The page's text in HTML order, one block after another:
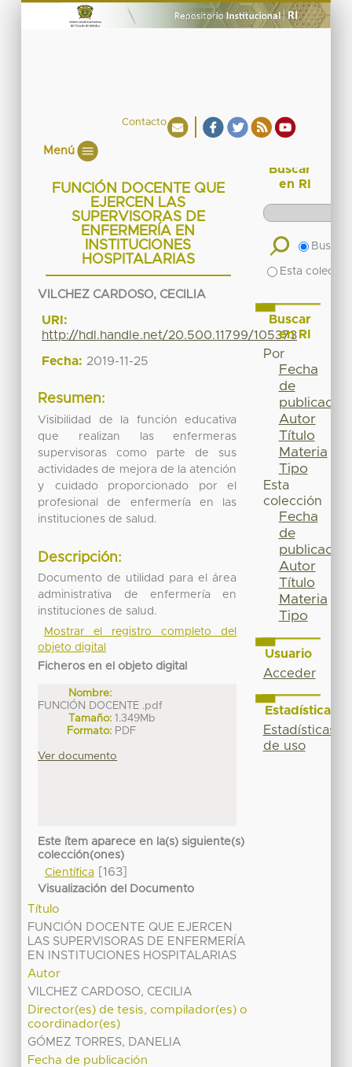
Contacto
Menú
FUNCIÓN DOCENTE QUE
EJERCEN LAS
SUPERVISORAS DE
ENFERMERÍA EN
INSTITUCIONES
HOSPITALARIAS
VILCHEZ CARDOSO, CECILIA
URI:
http://hdl.handle.net/20.500.11799/105373
Fecha: 2019-11-25
Resumen:
Visibilidad de la función educativa
que realizan las enfermeras
supervisoras como parte de sus
actividades de mejora de la atención
y cuidado proporcionado por el
profesional de enfermería en las
instituciones de salud.
Descripción:
Documento de utilidad para el área
administrativa de enfermería en
instituciones de salud.
Mostrar el registro completo del
objeto digital
Ficheros en el objeto digital
Nombre:
FUNCIÓN DOCENTE .pdf
Tamaño: 1.349Mb
Formato: PDF
Ver documento
Este ítem aparece en la(s) siguiente(s)
colección(ones)
Científica[163]
Visualización del Documento
Título
FUNCIÓN DOCENTE QUE EJERCEN
LAS SUPERVISORAS DE ENFERMERÍA
EN INSTITUCIONES HOSPITALARIAS
Autor
VILCHEZ CARDOSO, CECILIA
Director(es) de tesis, compilador(es) o
coordinador(es)
GÓMEZ TORRES, DANELIA
Fecha de publicación
Buscar
en RI
Buscar
Esta
Buscar
en RI
Por
Fecha
de
publicación
Autor
Título
Materia
Tipo
Esta
colección
Fecha
de
publicación
Autor
Título
Materia
Tipo
Usuario
Acceder
Estadísticas
Estadísticas
de uso